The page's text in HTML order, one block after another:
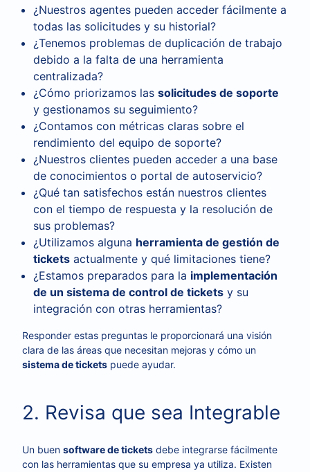
¿Nuestros agentes pueden acceder fácilmente a
todas las solicitudes y su historial?
¿Tenemos problemas de duplicación de trabajo
debido a la falta de una herramienta
centralizada?
¿Cómo priorizamos las solicitudes de soporte
y gestionamos su seguimiento?
¿Contamos con métricas claras sobre el
rendimiento del equipo de soporte?
¿Nuestros clientes pueden acceder a una base
de conocimientos o portal de autoservicio?
¿Qué tan satisfechos están nuestros clientes
con el tiempo de respuesta y la resolución de
sus problemas?
¿Utilizamos alguna herramienta de gestión de
tickets actualmente y qué limitaciones tiene?
¿Estamos preparados para la implementación
de un sistema de control de tickets y su
integración con otras herramientas?
Responder estas preguntas le proporcionará una visión
clara de las áreas que necesitan mejoras y cómo un
sistema de tickets puede ayudar.
2. Revisa que sea Integrable
Un buen software de tickets debe integrarse fácilmente
con las herramientas que su empresa ya utiliza. Existen